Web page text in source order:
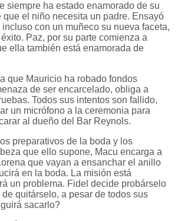
siempre ha estado enamorado de su
que el niño necesita un padre. Ensayó
con un muñeco su nueva faceta,
Paz, por su parte comienza a
ella también está enamorada de
que Mauricio ha robado fondos
de ser encarcelado, obliga a
Todos sus intentos son fallido,
un micrófono a la ceremonia para
al dueño del Bar Reynols.
preparativos de la boda y los
que ello supone, Macu encarga a
que vayan a ensanchar el anillo
en la boda. La misión está
un problema. Fidel decide probárselo
quitárselo, a pesar de todos sus
sacarlo?